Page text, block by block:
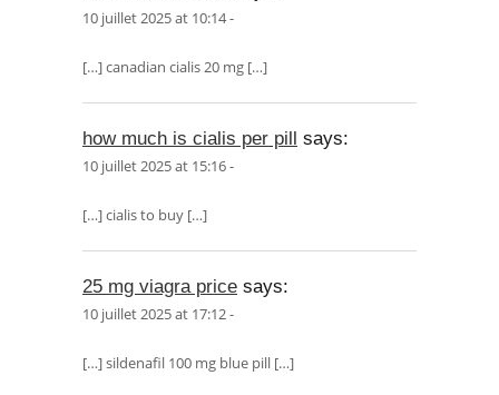
10 juillet 2025 at 10:14 -
[…] canadian cialis 20 mg […]
how much is cialis per pill says:
10 juillet 2025 at 15:16 -
[…] cialis to buy […]
25 mg viagra price says:
10 juillet 2025 at 17:12 -
[…] sildenafil 100 mg blue pill […]